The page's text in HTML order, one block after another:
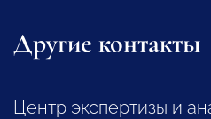
Другие контакты
Центр экспертизы и